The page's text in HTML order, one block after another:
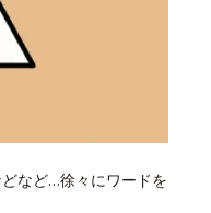
など…徐々にワードを